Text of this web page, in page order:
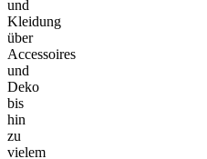
und
Kleidung
über
Accessoires
und
Deko
bis
hin
zu
vielem